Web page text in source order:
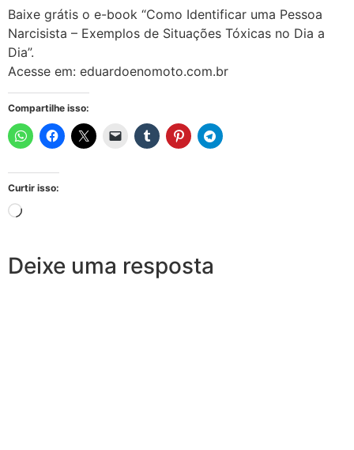
Baixe grátis o e-book “Como Identificar uma Pessoa
Narcisista – Exemplos de Situações Tóxicas no Dia a
Dia”.
Acesse em: eduardoenomoto.com.br
Compartilhe isso:
Curtir isso:
Deixe uma resposta